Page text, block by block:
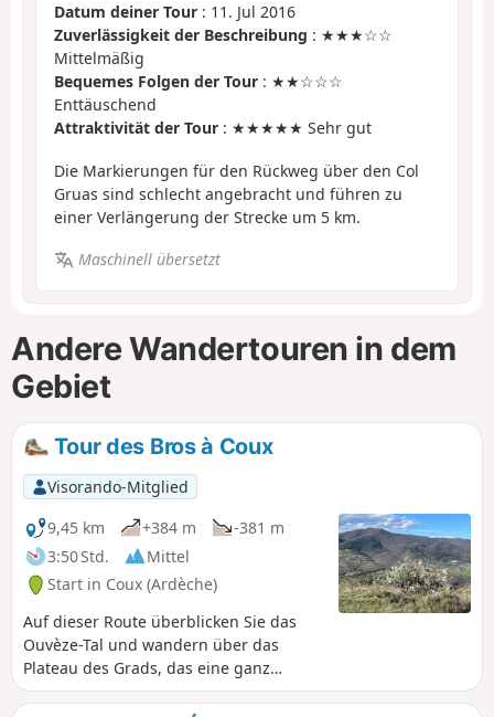
Datum deiner Tour : 11. Jul 2016
Zuverlässigkeit der Beschreibung : ★★★☆☆
Mittelmäßig
Bequemes Folgen der Tour : ★★☆☆☆
Enttäuschend
Attraktivität der Tour : ★★★★★ Sehr gut
Die Markierungen für den Rückweg über den Col
Gruas sind schlecht angebracht und führen zu
einer Verlängerung der Strecke um 5 km.
Maschinell übersetzt
Andere Wandertouren in dem
Gebiet
Tour des Bros à Coux
Visorando-Mitglied
9,45 km
+384 m
-381 m
3:50 Std.
Mittel
Start in Coux (Ardèche)
Auf dieser Route überblicken Sie das
Ouvèze-Tal und wandern über das
Plateau des Grads, das eine ganz
besondere Naturlandschaft bietet.